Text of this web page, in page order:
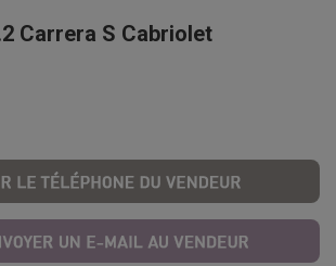
Carrera S Cabriolet